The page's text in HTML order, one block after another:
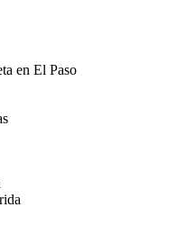
en El Paso